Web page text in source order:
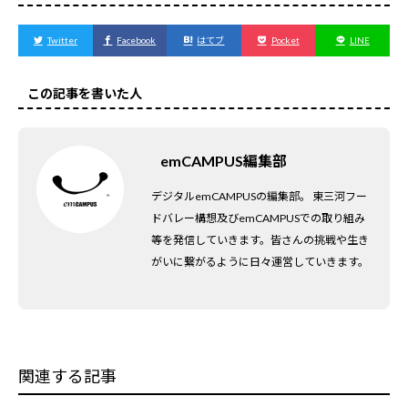
Twitter Facebook はてブ Pocket LINE
この記事を書いた人
emCAMPUS編集部
デジタルemCAMPUSの編集部。 東三河フー
ドバレー構想及びemCAMPUSでの取り組み
等を発信していきます。皆さんの挑戦や生き
がいに繋がるように日々運営していきます。
関連する記事